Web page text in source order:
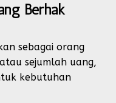
Berhak
sebagai orang
sejumlah uang,
kebutuhan